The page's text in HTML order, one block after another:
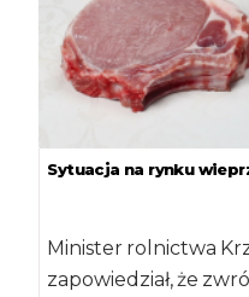
Sytuacja na rynku
Minister rolnictwa
zapowiedział, że